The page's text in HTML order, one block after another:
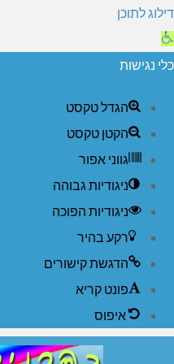
דילוג לתוכן
פתח
סרגל
כלי נגישות
הגדל טקסט
הקטן טקסט
גווני אפור
ניגודיות גבוהה
ניגודיות הפוכה
רקע בהיר
הדגשת קישורים
פונט קריא
איפוס